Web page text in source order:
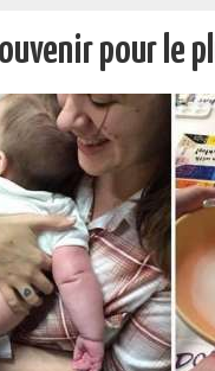
pour le